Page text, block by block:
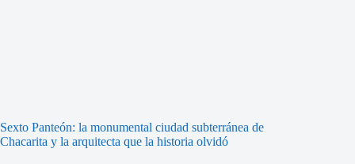
Sexto Panteón: la monumental ciudad subterránea de
Chacarita y la arquitecta que la historia olvidó